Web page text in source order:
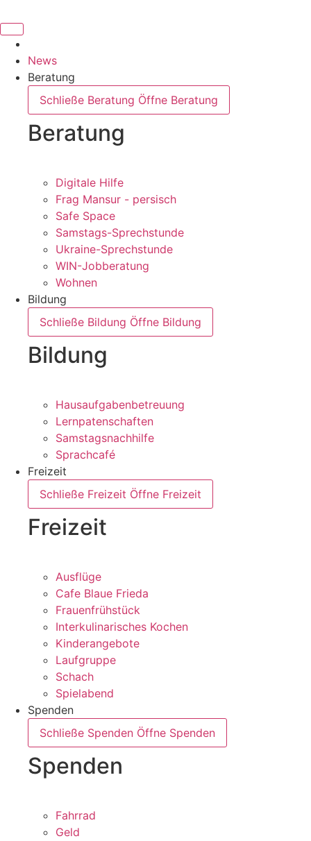
News
Beratung
Schließe Beratung Öffne Beratung
Beratung
Digitale Hilfe
Frag Mansur - persisch
Safe Space
Samstags-Sprechstunde
Ukraine-Sprechstunde
WIN-Jobberatung
Wohnen
Bildung
Schließe Bildung Öffne Bildung
Bildung
Hausaufgabenbetreuung
Lernpatenschaften
Samstagsnachhilfe
Sprachcafé
Freizeit
Schließe Freizeit Öffne Freizeit
Freizeit
Ausflüge
Cafe Blaue Frieda
Frauenfrühstück
Interkulinarisches Kochen
Kinderangebote
Laufgruppe
Schach
Spielabend
Spenden
Schließe Spenden Öffne Spenden
Spenden
Fahrrad
Geld